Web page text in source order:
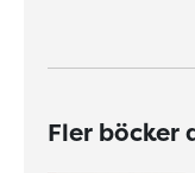
Fler böcker